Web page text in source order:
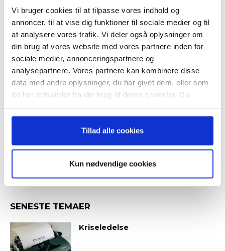
Vi bruger cookies til at tilpasse vores indhold og
annoncer, til at vise dig funktioner til sociale medier og til
at analysere vores trafik. Vi deler også oplysninger om
din brug af vores website med vores partnere inden for
sociale medier, annonceringspartnere og
analysepartnere. Vores partnere kan kombinere disse
data med andre oplysninger, du har givet dem, eller som
de har indsamlet fra din brug af deres tjenester. Du
anvende vores hjemmeside.
Tillad alle cookies
Kun nødvendige cookies
succesfuld succession
Hvornår er det tid til at slå op
med sin coach?
meningsfulde virksomhed
SENESTE TEMAER
Kriseledelse
– og modtag Ole Borchs bog
“Succes i en dansk bestyrelse”
Bestyrelsesguidens ugentlige nyhedsbrev samt
Tilmeld